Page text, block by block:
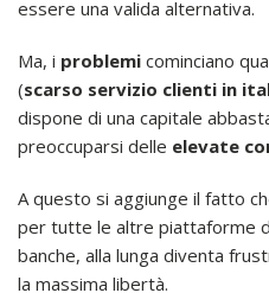
essere una valida alternativa.
Ma, i problemi cominciano
(scarso servizio clienti in
dispone di una capitale
preoccuparsi delle elevate
A questo si aggiunge il fatto
per tutte le altre piattaforme
banche, alla lunga diventa
la massima libertà.